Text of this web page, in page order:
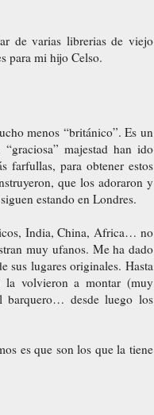
de varias librerias de viejo
para mi hijo Celso.
menos “británico”. Es un
majestad han ido
farfullas, para obtener estos
que los adoraron y
estando en Londres.
India, China, Africa… no
muy ufanos. Me ha dado
sus lugares originales. Hasta
la volvieron a montar (muy
barquero… desde luego los
es que son los que la tiene